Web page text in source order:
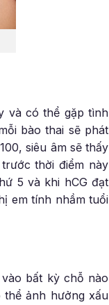
và có thể gặp tình
bào thai sẽ phát
siêu âm sẽ thấy
thời điểm này
5 và khi hCG đạt
em tính nhầm tuổi
bất kỳ chỗ nào
ảnh hưởng xấu